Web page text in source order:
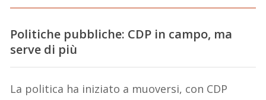
Politiche pubbliche: CDP in campo, ma
serve di più
La politica ha iniziato a muoversi, con CDP